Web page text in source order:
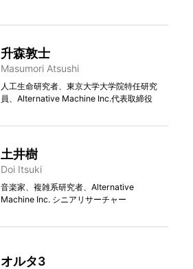
升森敦⼠
Masumori Atsushi
人工生命研究者、東京大学大学院特任研究
員、Alternative Machine Inc.代表取締役
土井樹
Doi Itsuki
音楽家、複雑系研究者、Alternative
Machine Inc. シニアリサーチャー
オルタ3